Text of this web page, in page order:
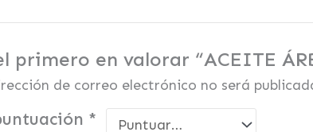
primero en valorar “ACEITE
de correo electrónico no será
*